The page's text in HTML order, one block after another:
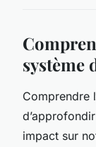
système
Comprendre
impact sur